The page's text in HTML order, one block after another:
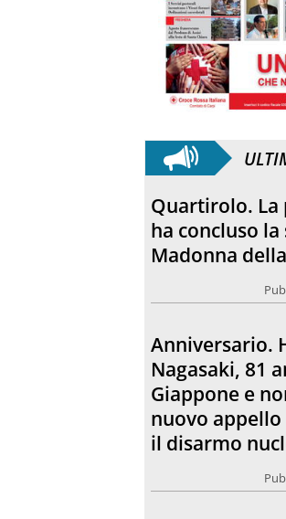
Quartirolo. La
ha concluso
Madonna
Anniversario.
Nagasaki, 81
Giappone e
nuovo appello
il disarmo